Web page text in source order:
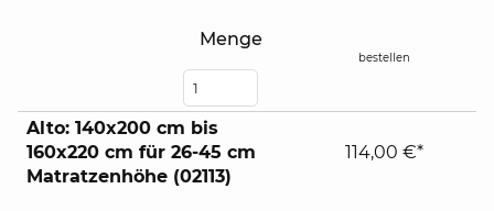
Menge
bestellen
Alto: 140x200 cm bis
160x220 cm für 26-45 cm
Matratzenhöhe (02113)
114,00 €*